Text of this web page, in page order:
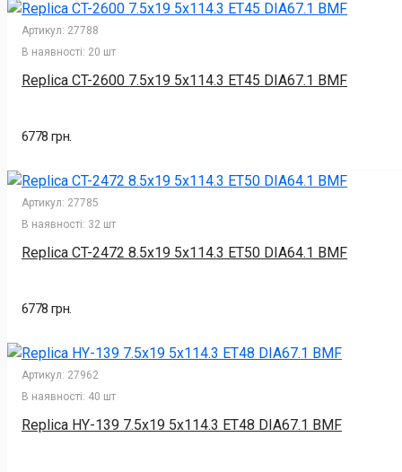
Артикул: 27788
В наявності: 20 шт
Replica CT-2600 7.5x19 5x114.3 ET45 DIA67.1 BMF
6778 грн.
Артикул: 27785
В наявності: 32 шт
Replica CT-2472 8.5x19 5x114.3 ET50 DIA64.1 BMF
6778 грн.
Артикул: 27962
В наявності: 40 шт
Replica HY-139 7.5x19 5x114.3 ET48 DIA67.1 BMF